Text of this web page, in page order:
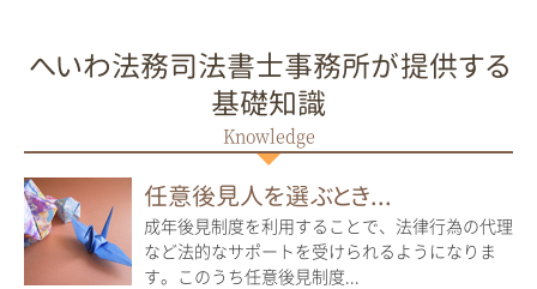
へいわ法務司法書士事務所が提供する
基礎知識
任意後見人を選ぶとき...
成年後見制度を利用することで、法律行為の代理
など法的なサポートを受けられるようになりま
す。このうち任意後見制度...